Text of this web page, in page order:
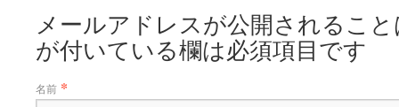
メールアドレスが公開されるこ
が付いている欄は必須項目です
名前 *